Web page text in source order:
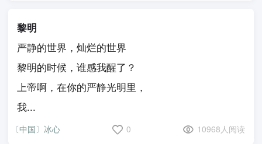
黎明
严静的世界，灿烂的世界
黎明的时候，谁感我醒了？
上帝啊，在你的严静光明里，
我...
〔中国〕冰心 0 10968人阅读